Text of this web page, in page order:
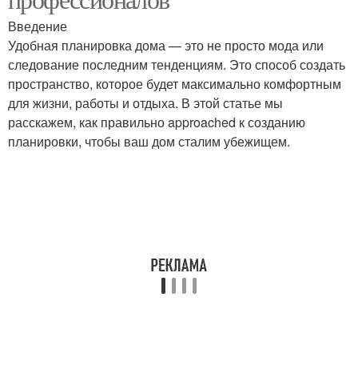
Введение
Удобная планировка дома — это не просто мода или
следование последним тенденциям. Это способ создать
пространство, которое будет максимально комфортным
для жизни, работы и отдыха. В этой статье мы
расскажем, как правильно approached к созданию
планировки, чтобы ваш дом сталим убежищем.